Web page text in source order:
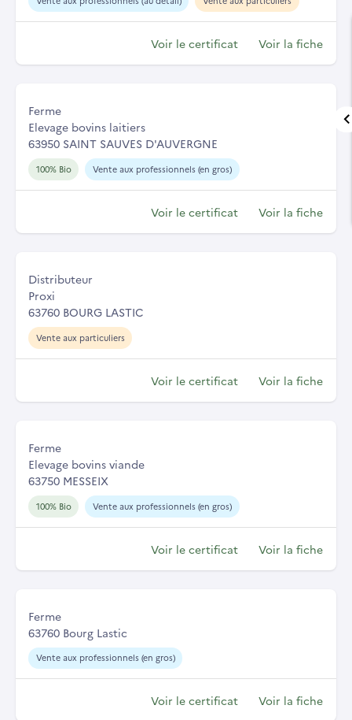
Voir le certificat Voir la fiche
Ferme
Elevage bovins laitiers
63950 SAINT SAUVES D'AUVERGNE
100% Bio Vente aux professionnels (en gros)
Voir le certificat Voir la fiche
Distributeur
Proxi
63760 BOURG LASTIC
Vente aux particuliers
Voir le certificat Voir la fiche
Ferme
Elevage bovins viande
63750 MESSEIX
100% Bio Vente aux professionnels (en gros)
Voir le certificat Voir la fiche
Ferme
63760 Bourg Lastic
Vente aux professionnels (en gros)
Voir le certificat Voir la fiche